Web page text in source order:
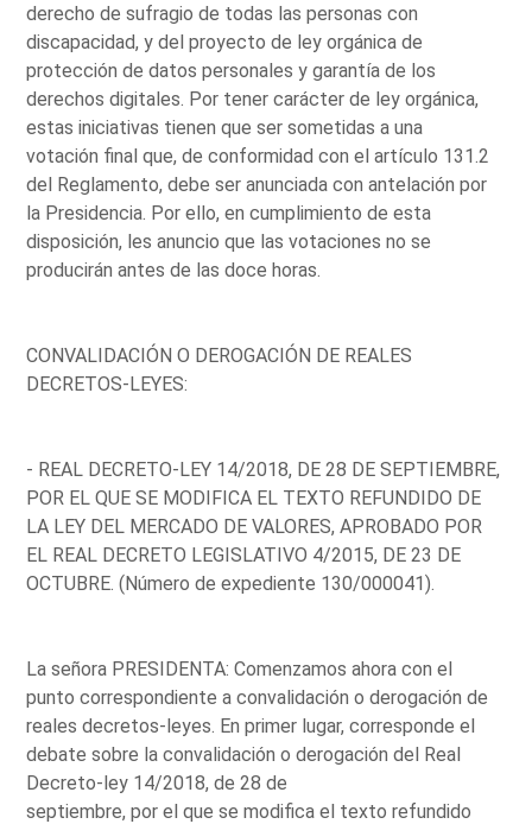
derecho de sufragio de todas las personas con
discapacidad, y del proyecto de ley orgánica de
protección de datos personales y garantía de los
derechos digitales. Por tener carácter de ley orgánica,
estas iniciativas tienen que ser sometidas a una
votación final que, de conformidad con el artículo 131.2
del Reglamento, debe ser anunciada con antelación por
la Presidencia. Por ello, en cumplimiento de esta
disposición, les anuncio que las votaciones no se
producirán antes de las doce horas.
CONVALIDACIÓN O DEROGACIÓN DE REALES
DECRETOS-LEYES:
- REAL DECRETO-LEY 14/2018, DE 28 DE SEPTIEMBRE,
POR EL QUE SE MODIFICA EL TEXTO REFUNDIDO DE
LA LEY DEL MERCADO DE VALORES, APROBADO POR
EL REAL DECRETO LEGISLATIVO 4/2015, DE 23 DE
OCTUBRE. (Número de expediente 130/000041).
La señora PRESIDENTA: Comenzamos ahora con el
punto correspondiente a convalidación o derogación de
reales decretos-leyes. En primer lugar, corresponde el
debate sobre la convalidación o derogación del Real
Decreto-ley 14/2018, de 28 de
septiembre, por el que se modifica el texto refundido